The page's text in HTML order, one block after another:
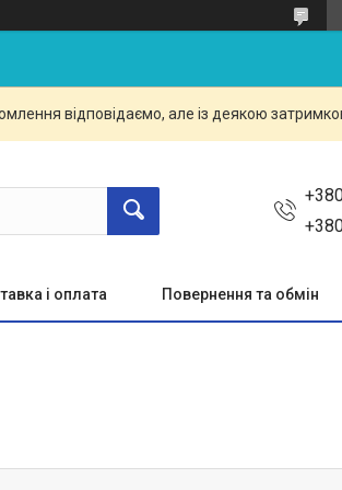
відповідаємо, але із деякою
і оплата Повернення та обмін